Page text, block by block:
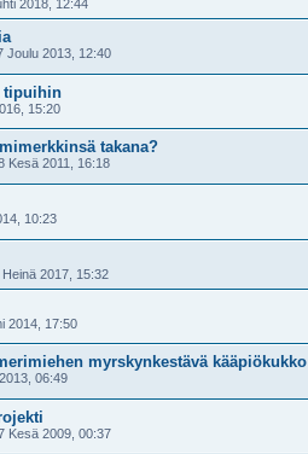
2018, 12:44
Joulu 2013, 12:40
tipuihin
15:20
takana?
Kesä 2011, 16:18
10:23
Heinä 2017, 15:32
2014, 17:50
myrskynkestävä kääpiökukko
06:49
Kesä 2009, 00:37